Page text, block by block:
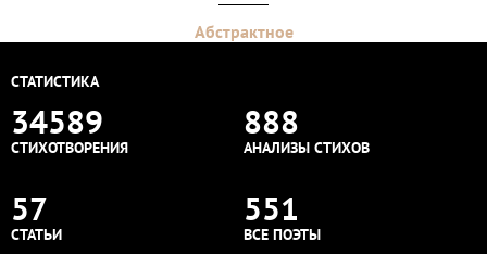
Абстрактное
СТАТИСТИКА
34589
СТИХОТВОРЕНИЯ
888
АНАЛИЗЫ СТИХОВ
57
СТАТЬИ
551
ВСЕ ПОЭТЫ